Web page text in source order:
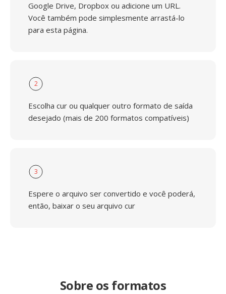
Google Drive, Dropbox ou adicione um URL.
Você também pode simplesmente arrastá-lo
para esta página.
2
Escolha cur ou qualquer outro formato de saída
desejado (mais de 200 formatos compatíveis)
3
Espere o arquivo ser convertido e você poderá,
então, baixar o seu arquivo cur
Sobre os formatos